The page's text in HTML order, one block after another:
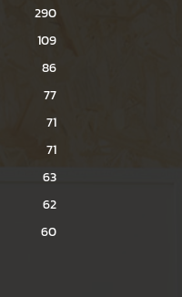
290
109
86
77
71
71
63
62
60